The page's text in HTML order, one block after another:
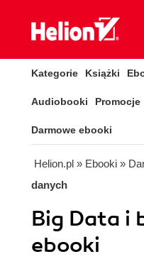
Kategorie Książki
Audiobooki Promocje
Darmowe ebooki
Helion.pl » Ebooki »
danych
Big Data i
ebooki